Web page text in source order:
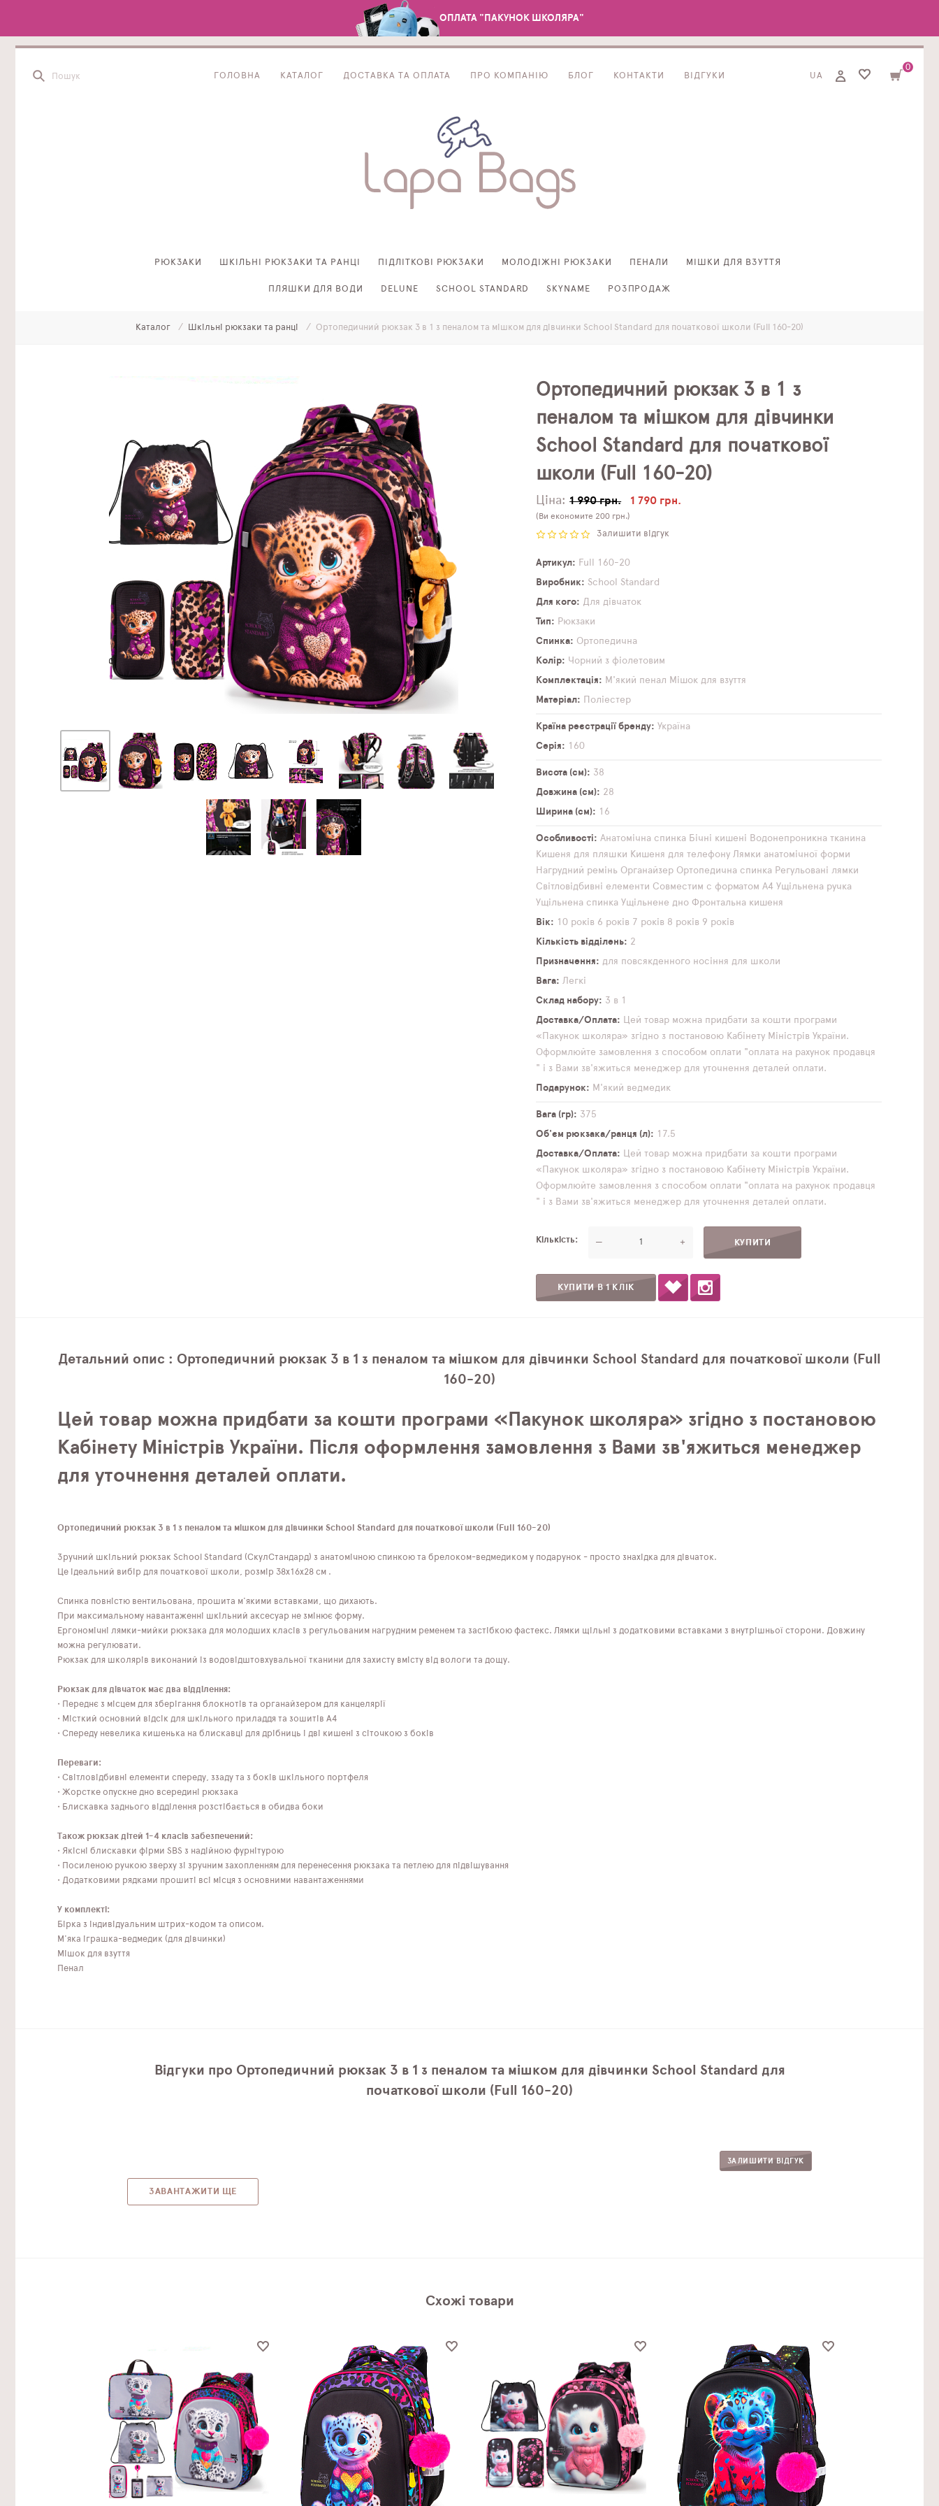
ОПЛАТА "ПАКУНОК ШКОЛЯРА"
ГОЛОВНА КАТАЛОГ ДОСТАВКА ТА ОПЛАТА ПРО КОМПАНІЮ БЛОГ КОНТАКТИ ВІДГУКИ UA
0
РЮКЗАКИ ШКІЛЬНІ РЮКЗАКИ ТА РАНЦІ ПІДЛІТКОВІ РЮКЗАКИ МОЛОДІЖНІ РЮКЗАКИ ПЕНАЛИ МІШКИ ДЛЯ ВЗУТТЯ
ПЛЯШКИ ДЛЯ ВОДИ DELUNE SCHOOL STANDARD SKYNAME РОЗПРОДАЖ
Каталог Шкільні рюкзаки та ранці Ортопедичний рюкзак 3 в 1 з пеналом та мішком для дівчинки School Standard для початкової школи (Full 160-20)
Ортопедичний рюкзак 3 в 1 з
пеналом та мішком для дівчинки
School Standard для початкової
школи (Full 160-20)
Ціна: 1 990 грн. 1 790 грн.
(Ви економите 200 грн.)
Залишити відгук
Артикул
Full 160-20
Виробник
School Standard
Для кого
Для дівчаток
Тип
Рюкзаки
Спинка
Ортопедична
Колір
Чорний з фіолетовим
Комплектація
М'який пенал Мішок для взуття
Матеріал
Поліестер
Країна реєстрації бренду
Україна
Серія
160
Висота (см)
38
Довжина (см)
28
Ширина (см)
16
Особливості Анатомічна спинка Бічні кишені Водонепроникна тканина
Кишеня для пляшки Кишеня для телефону Лямки анатомічної форми
Нагрудний ремінь Органайзер Ортопедична спинка Регульовані лямки
Світловідбивні елементи Совместим с форматом А4 Ущільнена ручка
Ущільнена спинка Ущільнене дно Фронтальна кишеня
Вік
10 років 6 років 7 років 8 років 9 років
Кількість відділень
2
Призначення
для повсякденного носіння для школи
Вага
Легкі
Склад набору
3 в 1
Доставка/Оплата
Цей товар можна придбати за кошти програми
«Пакунок школяра» згідно з постановою Кабінету Міністрів України.
Оформлюйте замовлення з способом оплати "оплата на рахунок продавця
" і з Вами зв'яжиться менеджер для уточнення деталей оплати.
Подарунок
М'який ведмедик
Вага (гр)
375
Об'єм рюкзака/ранця (л)
17,5
Доставка/Оплата
Цей товар можна придбати за кошти програми
«Пакунок школяра» згідно з постановою Кабінету Міністрів України.
Оформлюйте замовлення з способом оплати "оплата на рахунок продавця
" і з Вами зв'яжиться менеджер для уточнення деталей оплати.
Кількість — +
КУПИТИ В 1 КЛІК
Детальний опис : Ортопедичний рюкзак 3 в 1 з пеналом та мішком для дівчинки School Standard для початкової школи (Full
160-20)
Цей товар можна придбати за кошти програми «Пакунок школяра» згідно з постановою
Кабінету Міністрів України. Після оформлення замовлення з Вами зв'яжиться менеджер
для уточнення деталей оплати.
Ортопедичний рюкзак 3 в 1 з пеналом та мішком для дівчинки School Standard для початкової школи (Full 160-20)
Зручний шкільний рюкзак School Standard (СкулСтандард) з анатомічною спинкою та брелоком-ведмедиком у подарунок - просто знахідка для дівчаток.
Це ідеальний вибір для початкової школи, розмір 38х16х28 см .
Спинка повністю вентильована, прошита м'якими вставками, що дихають.
При максимальному навантаженні шкільний аксесуар не змінює форму.
Ергономічні лямки-мийки рюкзака для молодших класів з регульованим нагрудним ременем та застібкою фастекс. Лямки щільні з додатковими вставками з внутрішньої сторони. Довжину
можна регулювати.
Рюкзак для школярів виконаний із водовідштовхувальної тканини для захисту вмісту від вологи та дощу.
Рюкзак для дівчаток має два відділення:
• Переднє з місцем для зберігання блокнотів та органайзером для канцелярії
• Місткий основний відсік для шкільного приладдя та зошитів А4
• Спереду невелика кишенька на блискавці для дрібниць і дві кишені з сіточкою з боків
Переваги:
• Світловідбивні елементи спереду, ззаду та з боків шкільного портфеля
• Жорстке опускне дно всередині рюкзака
• Блискавка заднього відділення розстібається в обидва боки
Також рюкзак дітей 1-4 класів забезпечений:
• Якісні блискавки фірми SBS з надійною фурнітурою
• Посиленою ручкою зверху зі зручним захопленням для перенесення рюкзака та петлею для підвішування
• Додатковими рядками прошиті всі місця з основними навантаженнями
У комплекті:
Бірка з індивідуальним штрих-кодом та описом.
М'яка іграшка-ведмедик (для дівчинки)
Мішок для взуття
Пенал
Відгуки про Ортопедичний рюкзак 3 в 1 з пеналом та мішком для дівчинки School Standard для
початкової школи (Full 160-20)
ЗАЛИШИТИ ВІДГУК
ЗАВАНТАЖИТИ ЩЕ
Схожі товари